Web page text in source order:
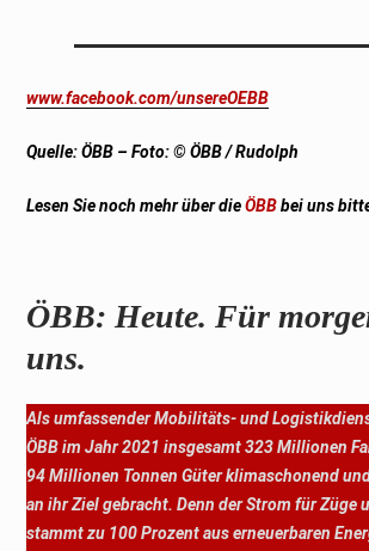
www.facebook.com/unsereOEBB
Quelle: ÖBB – Foto: © ÖBB / Rudolph
Lesen Sie noch mehr über dieÖBBbei uns
ÖBB: Heute. Für
uns.
Als umfassender Mobilitäts- und
ÖBB im Jahr 2021 insgesamt 323 Millionen
94 Millionen Tonnen Güter klimaschonend
an ihr Ziel gebracht. Denn der Strom für Züge
stammt zu 100 Prozent aus erneuerbaren